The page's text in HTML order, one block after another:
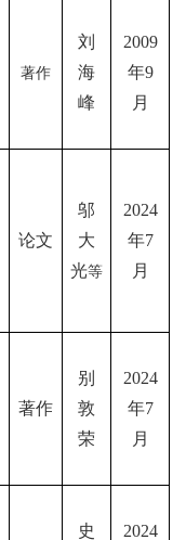
著作
刘
海
峰
2009
年9
月
论文
邬
大
光等
2024
年7
月
著作
别
敦
荣
2024
年7
月
史 2024